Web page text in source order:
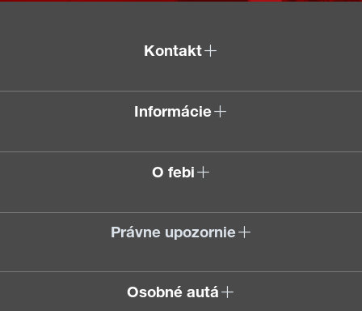
Kontakt
Informácie
O febi
Právne upozornie
Osobné autá